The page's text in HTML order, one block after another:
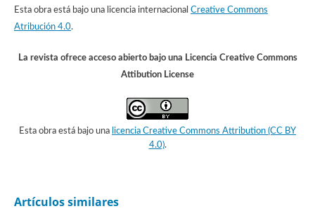
Esta obra está bajo una licencia internacional Creative Commons
Atribución 4.0.
La revista ofrece acceso abierto bajo una Licencia Creative Commons
Attibution License
Esta obra está bajo una licencia Creative Commons Attribution (CC BY
4.0).
Artículos similares